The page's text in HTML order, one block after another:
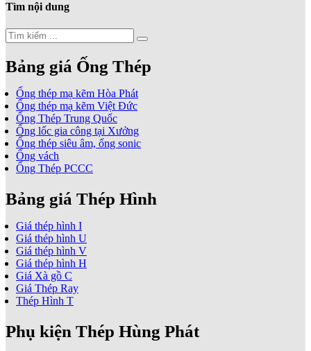
Tìm nội dung
Bảng giá Ống Thép
Ống thép mạ kẽm Hòa Phát
Ống thép mạ kẽm Việt Đức
Ống Thép Trung Quốc
Ống lốc gia công tại Xưởng
Ống thép siêu âm, ống sonic
Ống vách
Ống Thép PCCC
Bảng giá Thép Hình
Giá thép hình I
Giá thép hình U
Giá thép hình V
Giá thép hình H
Giá Xà gồ C
Giá Thép Ray
Thép Hình T
Phụ kiện Thép Hùng Phát